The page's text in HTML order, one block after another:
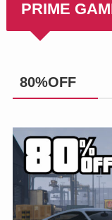
PRIME
80%OFF